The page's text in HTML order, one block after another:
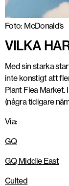
Foto: McDonald’s
VILKA
Med sin starka
inte konstigt att
Plant Flea Market.
(några tidigare
Via:
GQ
GQ Middle East
Culted